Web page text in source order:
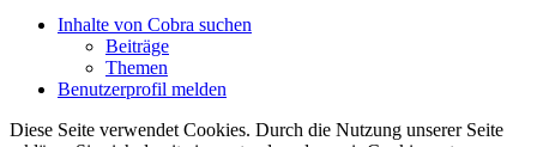
Inhalte von Cobra suchen
Beiträge
Themen
Benutzerprofil melden
Diese Seite verwendet Cookies. Durch die Nutzung unserer Seite